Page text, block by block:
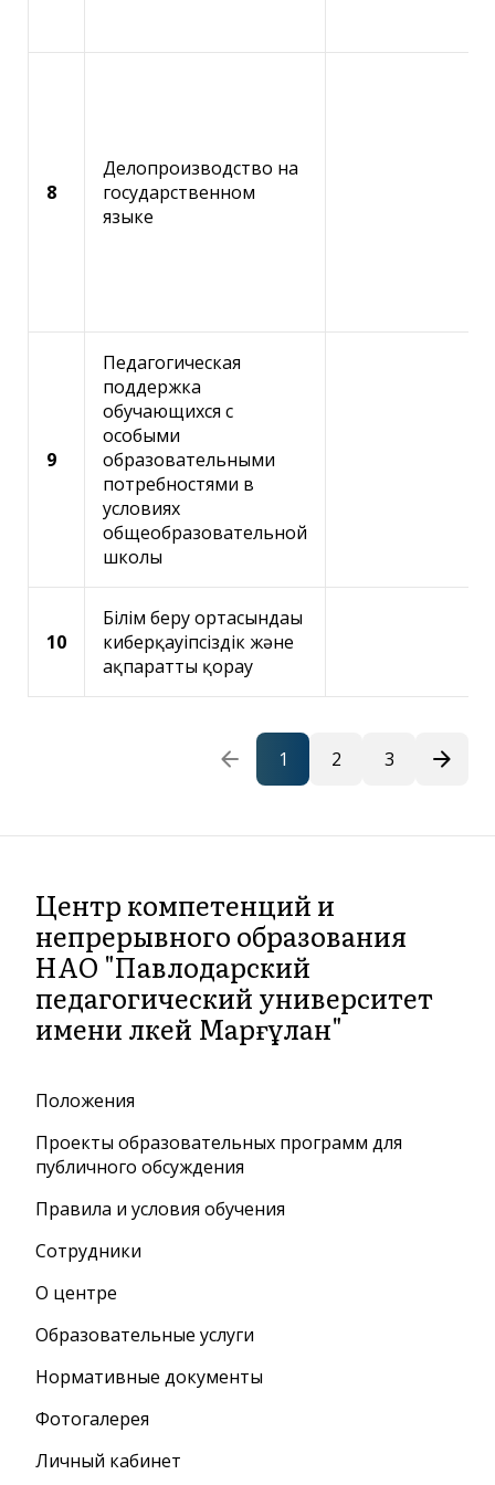
8
Делопроизводство на
государственном
языке
9
Педагогическая
поддержка
обучающихся с
особыми
образовательными
потребностями в
условиях
общеобразовательной
школы
10
Білім беру ортасындағы
киберқауіпсіздік және
ақпаратты қорғау
arrow_back 1 2 3 arrow_forward
Центр компетенций и
непрерывного образования
НАО "Павлодарский
педагогический университет
имени Әлкей Марғұлан"
Положения
Проекты образовательных программ для
публичного обсуждения
Правила и условия обучения
Сотрудники
О центре
Образовательные услуги
Нормативные документы
Фотогалерея
Личный кабинет
ЗАКРЫТЬ